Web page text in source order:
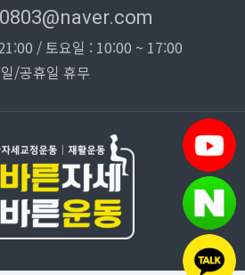
/ 토요일 : 10:00 ~ 17:00
일/공휴일 휴무